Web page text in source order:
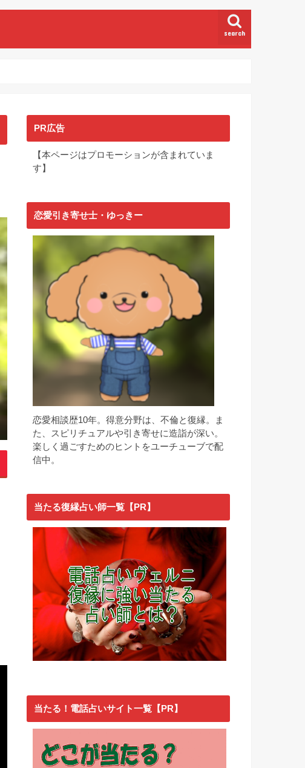
search
PR広告
【本ページはプロモーションが含まれていま
す】
恋愛引き寄せ士・ゆっきー
恋愛相談歴10年。得意分野は、不倫と復縁。ま
た、スピリチュアルや引き寄せに造詣が深い。
楽しく過ごすためのヒントをユーチューブで配
信中。
当たる復縁占い師一覧【PR】
当たる！電話占いサイト一覧【PR】